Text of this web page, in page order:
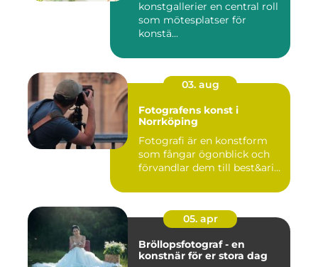
konstgallerier en central roll
som mötesplatser för
konstä...
03. aug
Fotografens konst i
Norrköping
Fotografi är en konstform
som fångar ögonblick och
förvandlar dem till best&ari...
05. apr
Bröllopsfotograf - en
konstnär för er stora dag